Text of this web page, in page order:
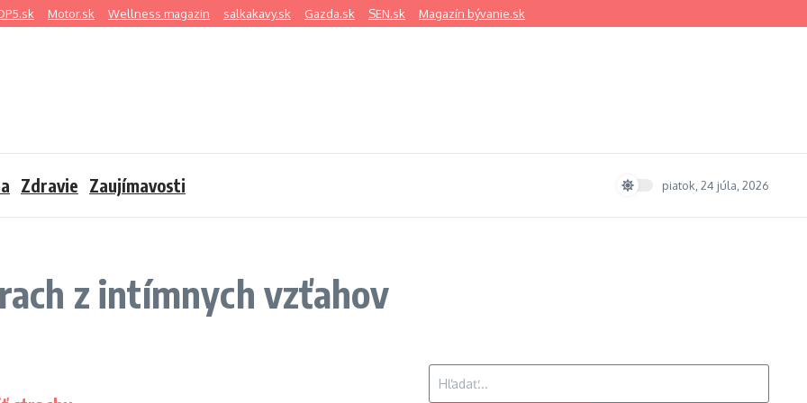
Motor.sk Wellness magazin salkakavy.sk Gazda.sk SEN.sk Magazín bývanie.sk
Zdravie Zaujímavosti piatok, 24 júla, 2026
z intímnych vzťahov